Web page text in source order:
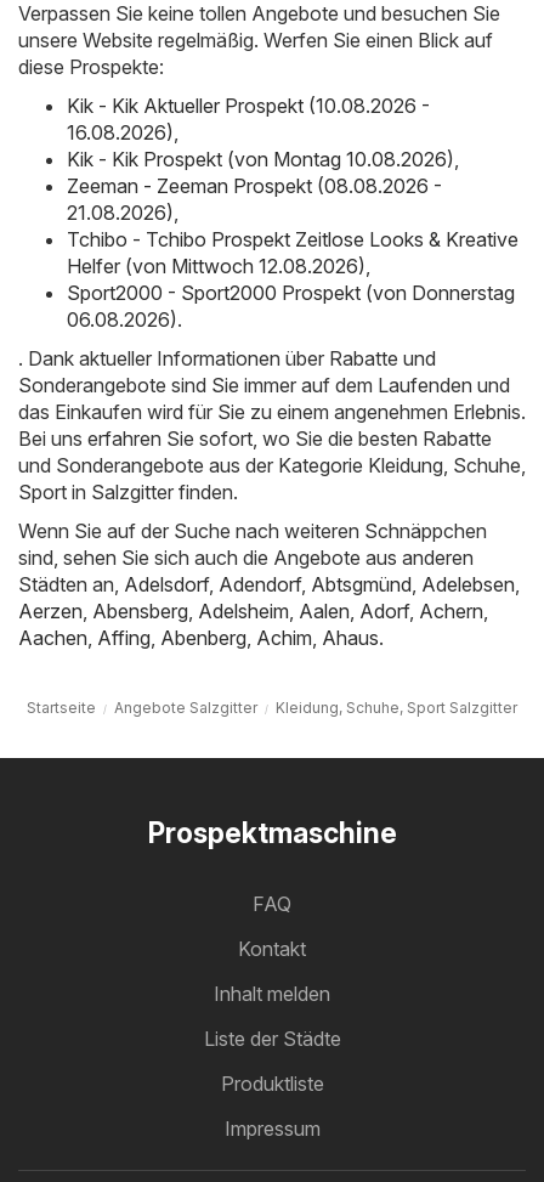
Verpassen Sie keine tollen Angebote und besuchen Sie
unsere Website regelmäßig. Werfen Sie einen Blick auf
diese Prospekte:
Kik - Kik Aktueller Prospekt (10.08.2026 -
16.08.2026),
Kik - Kik Prospekt (von Montag 10.08.2026),
Zeeman - Zeeman Prospekt (08.08.2026 -
21.08.2026),
Tchibo - Tchibo Prospekt Zeitlose Looks & Kreative
Helfer (von Mittwoch 12.08.2026),
Sport2000 - Sport2000 Prospekt (von Donnerstag
06.08.2026).
. Dank aktueller Informationen über Rabatte und
Sonderangebote sind Sie immer auf dem Laufenden und
das Einkaufen wird für Sie zu einem angenehmen Erlebnis.
Bei uns erfahren Sie sofort, wo Sie die besten Rabatte
und Sonderangebote aus der Kategorie Kleidung, Schuhe,
Sport in Salzgitter finden.
Wenn Sie auf der Suche nach weiteren Schnäppchen
sind, sehen Sie sich auch die Angebote aus anderen
Städten an, Adelsdorf, Adendorf, Abtsgmünd, Adelebsen,
Aerzen, Abensberg, Adelsheim, Aalen, Adorf, Achern,
Aachen, Affing, Abenberg, Achim, Ahaus.
Startseite Angebote Salzgitter Kleidung, Schuhe, Sport Salzgitter
Prospektmaschine
FAQ
Kontakt
Inhalt melden
Liste der Städte
Produktliste
Impressum